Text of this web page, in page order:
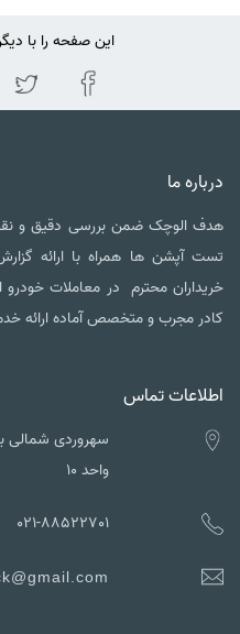
این صفحه را با
درباره ما
هدف الوچک ضمن بررسی دقیق و
تست آپشن ها همراه با ارائه
خریداران محترم در معاملات خودرو
کادر مجرب و متخصص آماده ارائه
اطلاعات تماس
واحد ۱۰
021-88522701